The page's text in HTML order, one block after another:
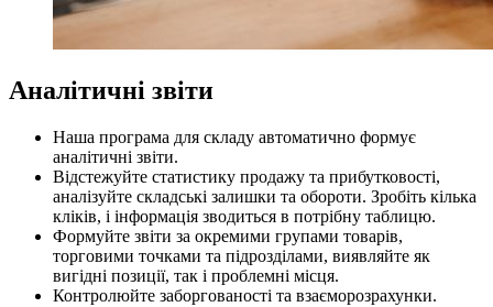
Аналітичні звіти
Наша програма для складу автоматично формує
аналітичні звіти.
Відстежуйте статистику продажу та прибутковості,
аналізуйте складські залишки та обороти. Зробіть кілька
кліків, і інформація зводиться в потрібну таблицю.
Формуйте звіти за окремими групами товарів,
торговими точками та підрозділами, виявляйте як
вигідні позиції, так і проблемні місця.
Контролюйте заборгованості та взаєморозрахунки.